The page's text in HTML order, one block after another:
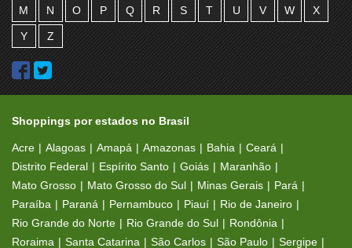
M N O P Q R S T U V W X
Y Z
Shoppings por estados no Brasil
Acre Alagoas Amapá Amazonas Bahia
Ceará
Distrito Federal
Espírito Santo Goiás
Maranhão
Mato Grosso
Mato Grosso do Sul Minas Gerais
Pará
Paraíba
Paraná Pernambuco Piauí
Rio de Janeiro
Rio Grande do Norte
Rio Grande do Sul
Rondônia
Roraima
Santa Catarina São Carlos São Paulo Sergipe